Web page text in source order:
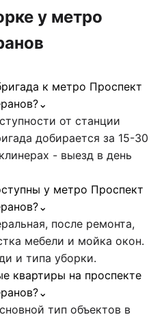
у метро
к метро Проспект
⌄
от станции
добирается за 15-30
- выезд в день
у метро Проспект
⌄
после ремонта,
мебели и мойка окон.
и типа уборки.
квартиры на проспекте
⌄
тип объектов в